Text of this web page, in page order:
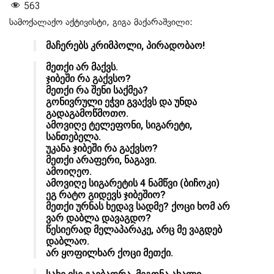
563
სამოქალაქო აქტივისტი, გიგა მაქარაშვილი:
მაჩერებს კრიმპოლი, პირადობაო!
მეთქი არ მაქვს.
ჯიბეში რა გაქვსო?
მეთქი რა შენი საქმეა?
გონივრული ეჭვი გვაქვს და უნდა
გადაგამოწმოთო.
ამოვიღე ტელეფონი, სიგარეტი,
სანთებელა.
უკანა ჯიბეში რა გაქვსო?
მეთქი არაფერი, ნაგავი.
ამოიღეო.
ამოვიღე სიგარეტის 4 ნამწვი (ბიჩოკი)
ეგ რატო გიდევს ჯიბეშიო?
მეთქი ურნას ხედავ სადმე? ქოცი ხომ არ
ვარ დაბლა დავაგდო?
წესიერად მელაპარაკე, არც მე ვაგდებ
დაბლაო.
არ ყოფილხარ ქოცი მეთქი.